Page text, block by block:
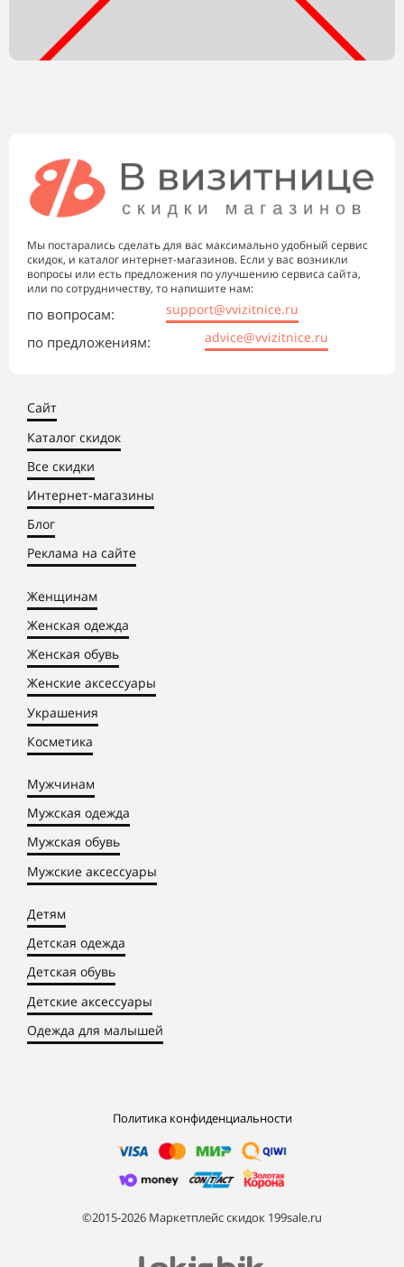
Мы постарались сделать для вас максимально удобный сервис
скидок, и каталог интернет-магазинов. Если у вас возникли
вопросы или есть предложения по улучшению сервиса сайта,
или по сотрудничеству, то напишите нам:
по вопросам: support@vvizitnice.ru
по предложениям: advice@vvizitnice.ru
Сайт
Каталог скидок
Все скидки
Интернет-магазины
Блог
Реклама на сайте
Женщинам
Женская одежда
Женская обувь
Женские аксессуары
Украшения
Косметика
Мужчинам
Мужская одежда
Мужская обувь
Мужские аксессуары
Детям
Детская одежда
Детская обувь
Детские аксессуары
Одежда для малышей
Политика конфиденциальности
©2015-2026 Маркетплейс скидок 199sale.ru